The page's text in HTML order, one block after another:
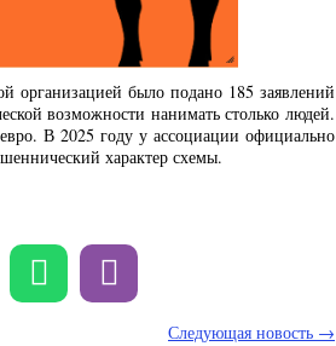
организацией было подано 185 заявлений
возможности нанимать столько людей.
В 2025 году у ассоциации официально
характер схемы.
Следующая новость →